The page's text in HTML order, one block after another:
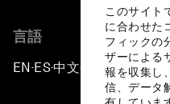
このサイト
に合わせた
フィックの
ザーによる
報を収集し
信、データ
言語
EN ▪ ES▪中文▪ 日本語